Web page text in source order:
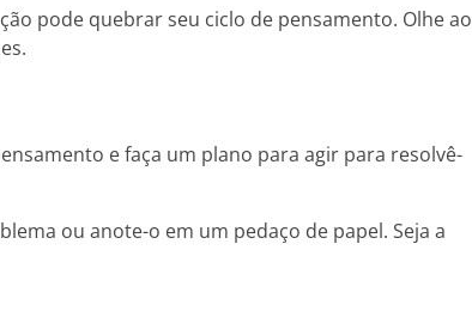
pode quebrar seu ciclo de pensamento. Olhe ao
e faça um plano para agir para resolvê-
ou anote-o em um pedaço de papel. Seja a